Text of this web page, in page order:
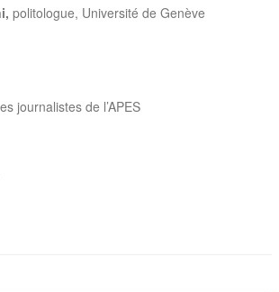
politologue, Université de Genève
journalistes de l’APES